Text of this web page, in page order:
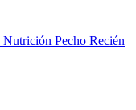
Nutrición Pecho Recién